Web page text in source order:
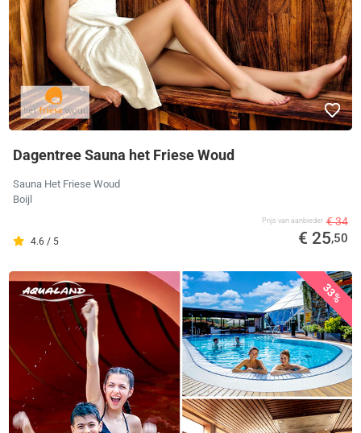
Dagentree Sauna het Friese Woud
Sauna Het Friese Woud
Boijl
4.6 / 5
Prijs van aanbieder € 34
€ 25,50
33%